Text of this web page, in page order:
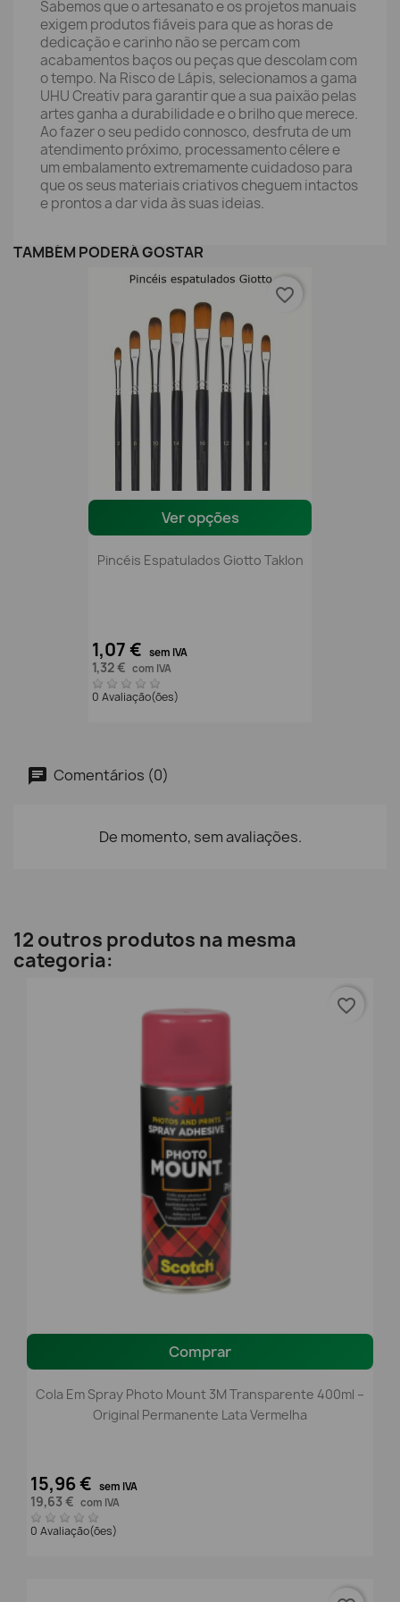
Sabemos que o artesanato e os projetos manuais
exigem produtos fiáveis para que as horas de
dedicação e carinho não se percam com
acabamentos baços ou peças que descolam com
o tempo. Na Risco de Lápis, selecionamos a gama
UHU Creativ para garantir que a sua paixão pelas
artes ganha a durabilidade e o brilho que merece.
Ao fazer o seu pedido connosco, desfruta de um
atendimento próximo, processamento célere e
um embalamento extremamente cuidadoso para
que os seus materiais criativos cheguem intactos
e prontos a dar vida às suas ideias.
TAMBÉM PODERÁ GOSTAR
Ver opções
Pincéis Espatulados Giotto Taklon
1,07 € sem IVA
1,32 € com IVA
0 Avaliação(ões)
favorite_border
Comentários (0)
De momento, sem avaliações.
12 outros produtos na mesma
categoria:
Comprar
Cola Em Spray Photo Mount 3M Transparente 400ml –
Original Permanente Lata Vermelha
15,96 € sem IVA
19,63 € com IVA
0 Avaliação(ões)
favorite_border